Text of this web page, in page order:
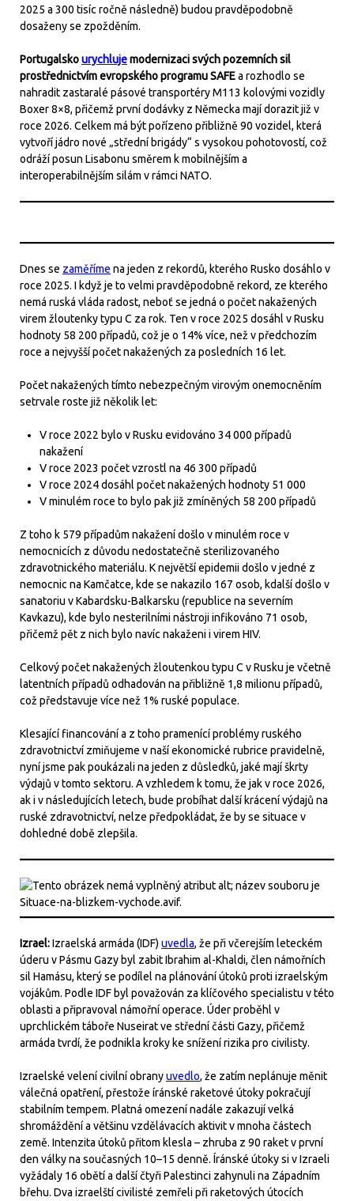
2025 a 300 tisíc ročně následně) budou pravděpodobně
dosaženy se zpožděním.
Portugalskourychlujemodernizaci svých pozemních sil
prostřednictvím evropského programu SAFEa rozhodlo se
nahradit zastaralé pásové transportéry M113 kolovými vozidly
Boxer 8×8, přičemž první dodávky z Německa mají dorazit již v
roce 2026. Celkem má být pořízeno přibližně 90 vozidel, která
vytvoří jádro nové „střední brigády“ s vysokou pohotovostí, což
odráží posun Lisabonu směrem k mobilnějším a
interoperabilnějším silám v rámci NATO.
Dnes se zaměříme na jeden z rekordů, kterého Rusko dosáhlo v
roce 2025. I když je to velmi pravděpodobně rekord, ze kterého
nemá ruská vláda radost, neboť se jedná o počet nakažených
virem žloutenky typu C za rok. Ten v roce 2025 dosáhl v Rusku
hodnoty 58 200 případů, což je o 14% více, než v předchozím
roce a nejvyšší počet nakažených za posledních 16 let.
Počet nakažených tímto nebezpečným virovým onemocněním
setrvale roste již několik let:
V roce 2022 bylo v Rusku evidováno 34 000 případů
nakažení
V roce 2023 počet vzrostl na 46 300 případů
V roce 2024 dosáhl počet nakažených hodnoty 51 000
V minulém roce to bylo pak již zmíněných 58 200 případů
Z toho k 579 případům nakažení došlo v minulém roce v
nemocnicích z důvodu nedostatečně sterilizovaného
zdravotnického materiálu. K největší epidemii došlo v jedné z
nemocnic na Kamčatce, kde se nakazilo 167 osob, kdalší došlo v
sanatoriu v Kabardsku-Balkarsku (republice na severním
Kavkazu), kde bylo nesterilními nástroji infikováno 71 osob,
přičemž pět z nich bylo navíc nakaženi i virem HIV.
Celkový počet nakažených žloutenkou typu C v Rusku je včetně
latentních případů odhadován na přibližně 1,8 milionu případů,
což představuje více než 1% ruské populace.
Klesající financování a z toho pramenící problémy ruského
zdravotnictví zmiňujeme v naší ekonomické rubrice pravidelně,
nyní jsme pak poukázali na jeden z důsledků, jaké mají škrty
výdajů v tomto sektoru. A vzhledem k tomu, že jak v roce 2026,
ak i v následujících letech, bude probíhat další krácení výdajů na
ruské zdravotnictví, nelze předpokládat, že by se situace v
dohledné době zlepšila.
Izrael:Izraelská armáda (IDF) uvedla, že při včerejším leteckém
úderu v Pásmu Gazy byl zabit Ibrahim al-Khaldi, člen námořních
sil Hamásu, který se podílel na plánování útoků proti izraelským
vojákům. Podle IDF byl považován za klíčového specialistu v této
oblasti a připravoval námořní operace. Úder proběhl v
uprchlickém táboře Nuseirat ve střední části Gazy, přičemž
armáda tvrdí, že podnikla kroky ke snížení rizika pro civilisty.
Izraelské velení civilní obranyuvedlo, že zatím neplánuje měnit
válečná opatření, přestože íránské raketové útoky pokračují
stabilním tempem. Platná omezení nadále zakazují velká
shromáždění a většinu vzdělávacích aktivit v mnoha částech
země. Intenzita útoků přitom klesla – zhruba z 90 raket v první
den války na současných 10–15 denně. Íránské útoky si v Izraeli
vyžádaly 16 obětí a další čtyři Palestinci zahynuli na Západním
břehu. Dva izraelští civilisté zemřeli při raketových útocích